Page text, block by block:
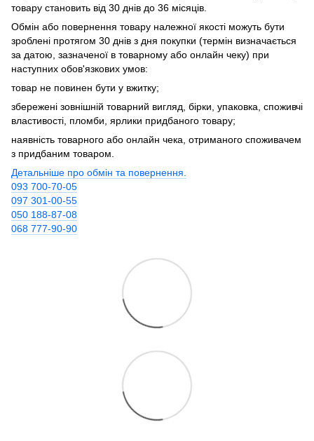
товару становить від 30 днів до 36 місяців.
Обмін або повернення товару належної якості можуть бути
зроблені протягом 30 днів з дня покупки (термін визначається
за датою, зазначеної в товарному або онлайн чеку) при
наступних обов'язкових умов:
товар не повинен бути у вжитку;
збережені зовнішній товарний вигляд, бірки, упаковка, споживчі
властивості, пломби, ярлики придбаного товару;
наявність товарного або онлайн чека, отриманого споживачем
з придбаним товаром.
Детальніше про обмін та повернення.
093 700-70-05
097 301-00-55
050 188-87-08
068 777-90-90